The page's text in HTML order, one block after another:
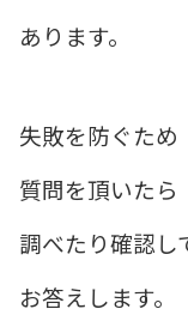
あります。
失敗を防ぐため
質問を頂いたら
調べたり確認し
お答えします。